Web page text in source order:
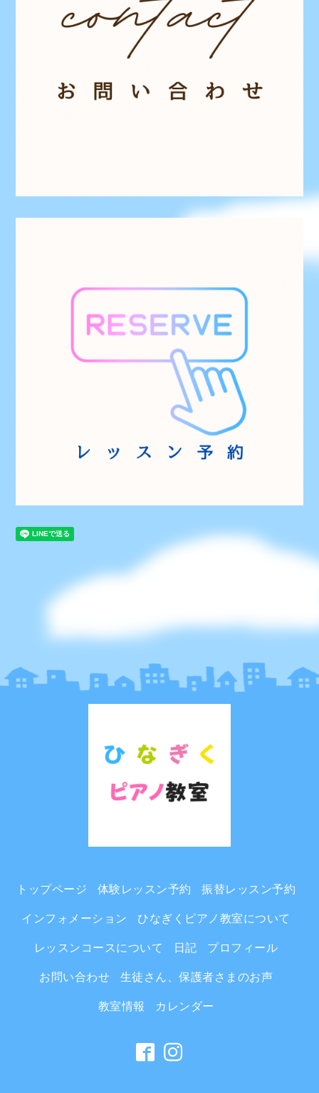
トップページ 体験レッスン予約 振替レッスン予約
インフォメーション ひなぎくピアノ教室について
レッスンコースについて 日記 プロフィール
お問い合わせ 生徒さん、保護者さまのお声
教室情報 カレンダー